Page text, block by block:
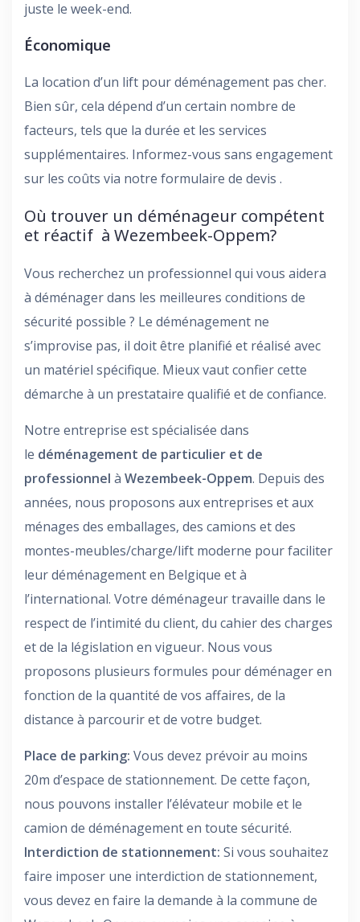
juste le week-end.
Économique
La location d’un lift pour déménagement pas cher.
Bien sûr, cela dépend d’un certain nombre de
facteurs, tels que la durée et les services
supplémentaires. Informez-vous sans engagement
sur les coûts via notre formulaire de devis .
Où trouver un déménageur compétent
et réactif à Wezembeek-Oppem?
Vous recherchez un professionnel qui vous aidera
à déménager dans les meilleures conditions de
sécurité possible ? Le déménagement ne
s’improvise pas, il doit être planifié et réalisé avec
un matériel spécifique. Mieux vaut confier cette
démarche à un prestataire qualifié et de confiance.
Notre entreprise est spécialisée dans
le déménagement de particulier et de
professionnel à Wezembeek-Oppem. Depuis des
années, nous proposons aux entreprises et aux
ménages des emballages, des camions et des
montes-meubles/charge/lift moderne pour faciliter
leur déménagement en Belgique et à
l’international. Votre déménageur travaille dans le
respect de l’intimité du client, du cahier des charges
et de la législation en vigueur. Nous vous
proposons plusieurs formules pour déménager en
fonction de la quantité de vos affaires, de la
distance à parcourir et de votre budget.
Place de parking: Vous devez prévoir au moins
20m d’espace de stationnement. De cette façon,
nous pouvons installer l’élévateur mobile et le
camion de déménagement en toute sécurité.
Interdiction de stationnement: Si vous souhaitez
faire imposer une interdiction de stationnement,
vous devez en faire la demande à la commune de